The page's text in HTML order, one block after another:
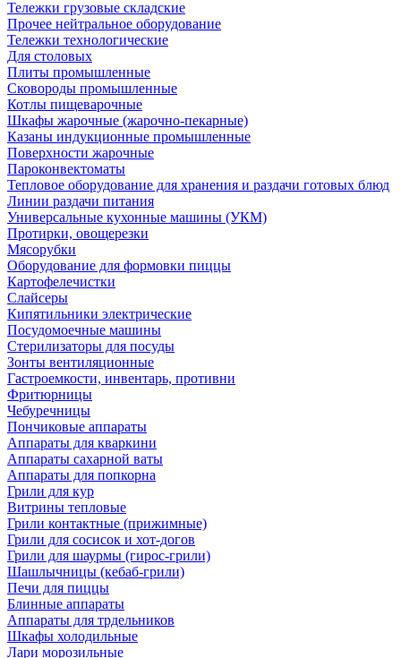
Тележки грузовые складские
Прочее нейтральное оборудование
Тележки технологические
Для столовых
Плиты промышленные
Сковороды промышленные
Котлы пищеварочные
Шкафы жарочные (жарочно-пекарные)
Казаны индукционные промышленные
Поверхности жарочные
Пароконвектоматы
Тепловое оборудование для хранения и раздачи готовых блюд
Линии раздачи питания
Универсальные кухонные машины (УКМ)
Протирки, овощерезки
Мясорубки
Оборудование для формовки пиццы
Картофелечистки
Слайсеры
Кипятильники электрические
Посудомоечные машины
Стерилизаторы для посуды
Зонты вентиляционные
Гастроемкости, инвентарь, противни
Фритюрницы
Чебуречницы
Пончиковые аппараты
Аппараты для кваркини
Аппараты сахарной ваты
Аппараты для попкорна
Грили для кур
Витрины тепловые
Грили контактные (прижимные)
Грили для сосисок и хот-догов
Грили для шаурмы (гирос-грили)
Шашлычницы (кебаб-грили)
Печи для пиццы
Блинные аппараты
Аппараты для трдельников
Шкафы холодильные
Лари морозильные